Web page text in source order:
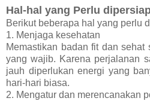
Hal-hal yang Perlu
Berikut beberapa hal yang perlu
1. Menjaga kesehatan
Memastikan badan fit dan sehat
yang wajib. Karena perjalanan
jauh diperlukan energi yang
hari-hari biasa.
2. Mengatur dan merencanakan